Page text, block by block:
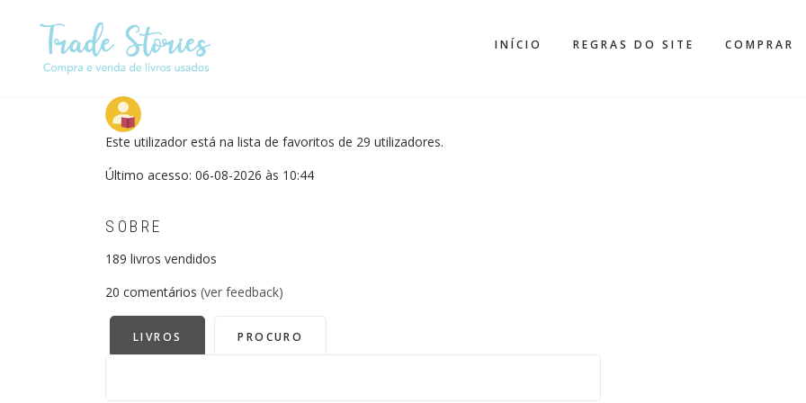
conteúdo
INÍCIO REGRAS DO SITE COMPRAR
Este utilizador está na lista de favoritos de 29 utilizadores.
Último acesso: 06-08-2026 às 10:44
SOBRE
189 livros vendidos
20 comentários (ver feedback)
LIVROS PROCURO